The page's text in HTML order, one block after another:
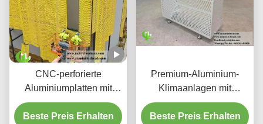
CNC-perforierte
Aluminiumplatten mit
3003 H14/H24-Legierung
und PVDF-Beschichtung
Beste Preis Erhalten
Premium-Aluminium-
Klimaanlagen mit
dekorativen
Schutzschirmen
Beste Preis Erhalten